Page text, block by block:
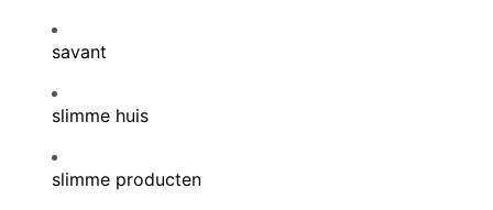
savant
slimme huis
slimme producten